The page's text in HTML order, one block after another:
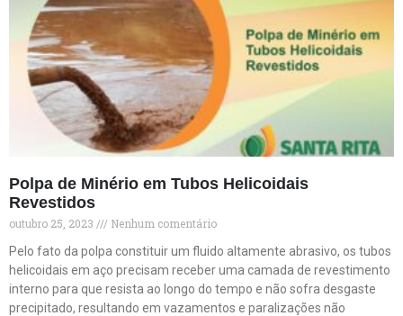
Polpa de Minério em Tubos Helicoidais
Revestidos
outubro 25, 2023
Nenhum comentário
Pelo fato da polpa constituir um fluido altamente abrasivo, os tubos
helicoidais em aço precisam receber uma camada de revestimento
interno para que resista ao longo do tempo e não sofra desgaste
precipitado, resultando em vazamentos e paralizações não